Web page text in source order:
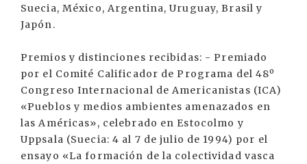
Suecia, México, Argentina, Uruguay, Brasil y
Japón.
Premios y distinciones recibidas: - Premiado
por el Comité Calificador de Programa del 48º
Congreso Internacional de Americanistas (ICA)
«Pueblos y medios ambientes amenazados en
las Américas», celebrado en Estocolmo y
Uppsala (Suecia: 4 al 7 de julio de 1994) por el
ensayo «La formación de la colectividad vasca